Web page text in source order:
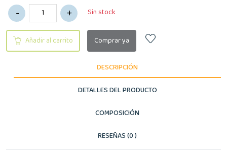
Sin stock
Añadir al carrito Comprar ya
DESCRIPCIÓN
DETALLES DEL PRODUCTO
COMPOSICIÓN
RESEÑAS (0 )